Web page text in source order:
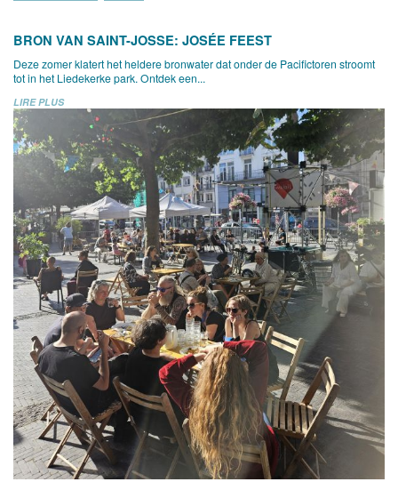
BRON VAN SAINT-JOSSE: JOSÉE FEEST
Deze zomer klatert het heldere bronwater dat onder de Pacifictoren stroomt
tot in het Liedekerke park. Ontdek een...
LIRE PLUS